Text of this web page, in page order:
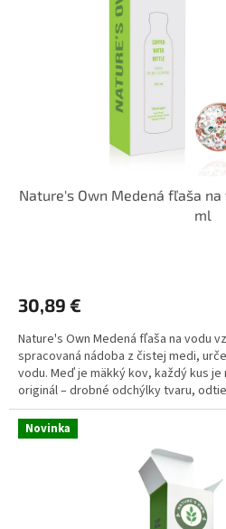
Nature's Own Medená fľaša
ml
30,89 €
Nature's Own Medená fľaša na vodu
spracovaná nádoba z čistej medi,
vodu. Meď je mäkký kov, každý kus
originál – drobné odchýlky tvaru,
prirodzenou vlastnosťou materiálu.
studenú vodu. Nie na kyslé nápoje
alkohol ani horúce nápoje. Najviac 1
max. 8 – 12 h. Nevhodné pre deti,
Novinka